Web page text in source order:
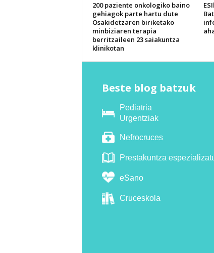
200 paziente onkologiko baino
gehiagok parte hartu dute
Osakidetzaren biriketako
minbiziaren terapia
berritzaileen 23 saiakuntza
klinikotan
Beste blog batzuk
Pediatria
Urgentziak
Nefrocruces
Prestakuntza
eSano
Cruceskola